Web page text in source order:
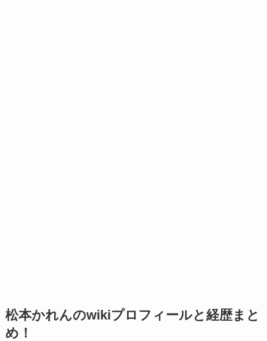
松本かれんのwikiプロフィールと経歴まと
め！